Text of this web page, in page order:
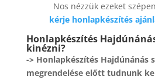
Nos nézzük ezeket
kérje honlapkészítés
Honlapkészítés
kinézni?
-> Honlapkészítés Hajdúnánás
megrendelése előtt tudnunk